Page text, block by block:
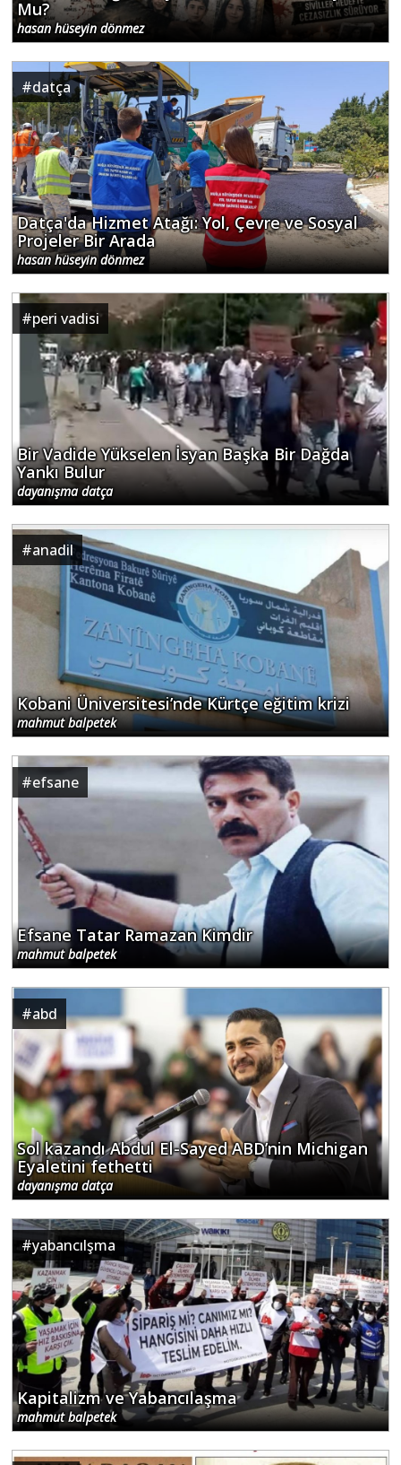
Mu?
hasan hüseyin dönmez
#datça
Datça'da Hizmet Atağı: Yol, Çevre ve Sosyal
Projeler Bir Arada
hasan hüseyin dönmez
#peri vadisi
Bir Vadide Yükselen İsyan Başka Bir Dağda
Yankı Bulur
dayanışma datça
#anadil
Kobani Üniversitesi’nde Kürtçe eğitim krizi
mahmut balpetek
#efsane
Efsane Tatar Ramazan Kimdir
mahmut balpetek
#abd
Sol kazandı Abdul El-Sayed ABD’nin Michigan
Eyaletini fethetti
dayanışma datça
#yabancılşma
Kapitalizm ve Yabancılaşma
mahmut balpetek